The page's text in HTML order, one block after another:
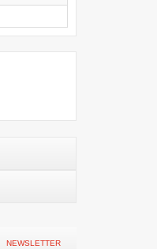
NEWSLETTER